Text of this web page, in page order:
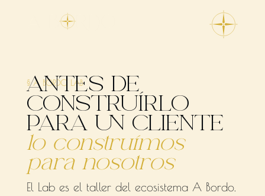
§ A BORDO LAB
ANTES DE
CONSTRUÍRLO
PARA UN CLIENTE
lo construímos
para nosotros
El Lab es el taller del ecosistema A Bordo.